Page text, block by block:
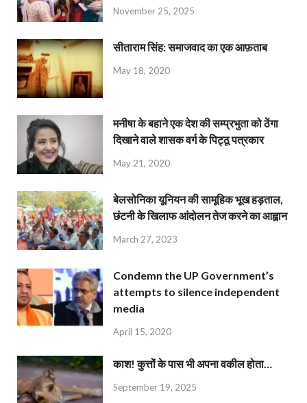
November 25, 2025
सीताराम सिंह: समाजवाद का एक आफ़ताब
May 18, 2020
मनीषा के बहाने एक देश की सम्प्रभुता को ठेंगा
दिखाने वाले शासक वर्ग के पिट्ठू पत्रकार
May 21, 2020
बेलसोनिका यूनियन की सामूहिक भूख हड़ताल,
छंटनी के खिलाफ आंदोलन तेज करने का आह्वान
March 27, 2023
Condemn the UP Government’s
attempts to silence independent
media
April 15, 2020
काश! कुत्तों के पास भी अपना वकील होता…
September 19, 2025